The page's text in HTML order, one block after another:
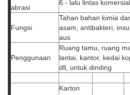
abrasi
6 - lalu lintas
Fungsi
Tahan bahan kimia
asam, antibakteri,
aus
Penggunaan
Ruang tamu, ruang
lantai, kantor, kedai
dll, untuk dinding
Karton